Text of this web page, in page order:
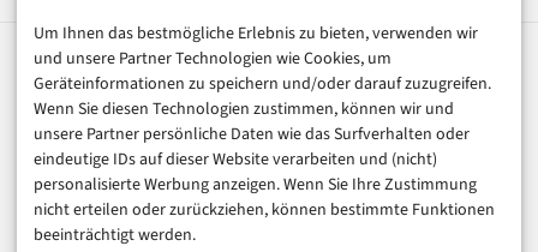
Um Ihnen das bestmögliche Erlebnis zu bieten, verwenden wir
und unsere Partner Technologien wie Cookies, um
Geräteinformationen zu speichern und/oder darauf zuzugreifen.
Wenn Sie diesen Technologien zustimmen, können wir und
unsere Partner persönliche Daten wie das Surfverhalten oder
eindeutige IDs auf dieser Website verarbeiten und (nicht)
personalisierte Werbung anzeigen. Wenn Sie Ihre Zustimmung
nicht erteilen oder zurückziehen, können bestimmte Funktionen
beeinträchtigt werden.
digitalmagazin .de
Ihr Kompass für die digitale Welt. Fundierte Artikel zu
Digitalisierung, KI, E-Commerce, FinTech und Trends der
digitalen Wirtschaft.
Rubriken